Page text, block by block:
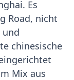
Es
Road, nicht
und
chinesische
Mix aus